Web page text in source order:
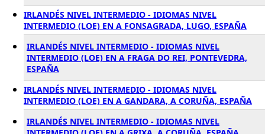
IRLANDÉS NIVEL INTERMEDIO - IDIOMAS NIVEL
INTERMEDIO (LOE) EN A FONSAGRADA, LUGO, ESPAÑA
IRLANDÉS NIVEL INTERMEDIO - IDIOMAS NIVEL
INTERMEDIO (LOE) EN A FRAGA DO REI, PONTEVEDRA,
ESPAÑA
IRLANDÉS NIVEL INTERMEDIO - IDIOMAS NIVEL
INTERMEDIO (LOE) EN A GANDARA, A CORUÑA, ESPAÑA
IRLANDÉS NIVEL INTERMEDIO - IDIOMAS NIVEL